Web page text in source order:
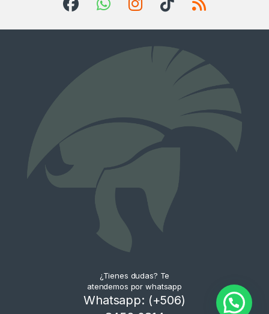
¿Tienes dudas? Te
atendemos por whatsapp
Whatsapp: (+506)